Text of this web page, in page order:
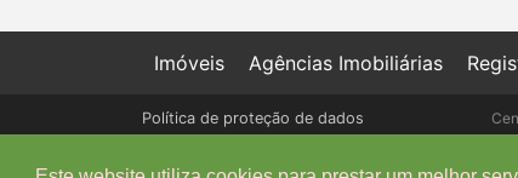
Imóveis Agências Imobiliárias
Política de proteção de dados